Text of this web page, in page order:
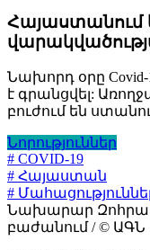
Հայաստանում
Նախորդ օրը
է գրանցվել:
բուժում են
Նորություններ
# COVID-19
# Հայաստան
#
Նախարար
բաժանում / © ԱԳՆ